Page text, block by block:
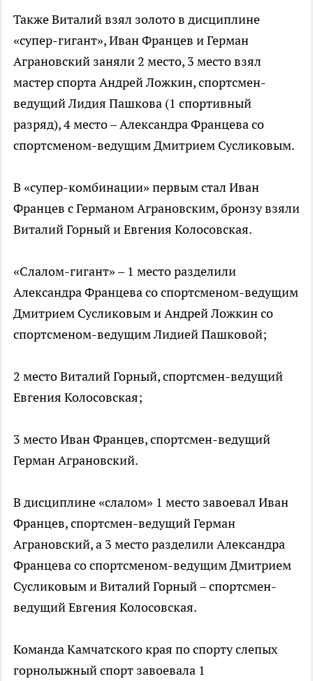
Также Виталий взял золото в дисциплине
«супер-гигант», Иван Францев и Герман
Аграновский заняли 2 место, 3 место взял
мастер спорта Андрей Ложкин, спортсмен-
ведущий Лидия Пашкова (1 спортивный
разряд), 4 место – Александра Францева со
спортсменом-ведущим Дмитрием Сусликовым.
В «супер-комбинации» первым стал Иван
Францев с Германом Аграновским, бронзу взяли
Виталий Горный и Евгения Колосовская.
«Слалом-гигант» – 1 место разделили
Александра Францева со спортсменом-ведущим
Дмитрием Сусликовым и Андрей Ложкин со
спортсменом-ведущим Лидией Пашковой;
2 место Виталий Горный, спортсмен-ведущий
Евгения Колосовская;
3 место Иван Францев, спортсмен-ведущий
Герман Аграновский.
В дисциплине «слалом» 1 место завоевал Иван
Францев, спортсмен-ведущий Герман
Аграновский, а 3 место разделили Александра
Францева со спортсменом-ведущим Дмитрием
Сусликовым и Виталий Горный – спортсмен-
ведущий Евгения Колосовская.
Команда Камчатского края по спорту слепых
горнолыжный спорт завоевала 1